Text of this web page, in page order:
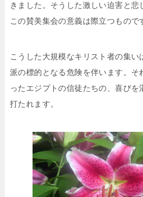
きました。そうした激しい迫害と悲
この賛美集会の意義は際立つもので
こうした大規模なキリスト者の集い
派の標的となる危険を伴います。そ
ったエジプトの信徒たちの、喜びを
打たれます。